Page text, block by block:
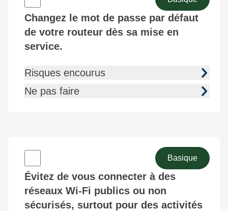
Changez le mot de passe par défaut
de votre routeur dès sa mise en
service.
Risques encourus
Ne pas faire
Basique
Évitez de vous connecter à des
réseaux Wi-Fi publics ou non
sécurisés, surtout pour des activités